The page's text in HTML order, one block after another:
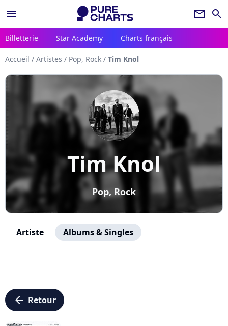
menu newsletter search
Billetterie Star Academy Charts français
Accueil / Artistes / Pop, Rock / Tim Knol
Tim Knol
Pop, Rock
Artiste Albums & Singles
arrow_left Retour